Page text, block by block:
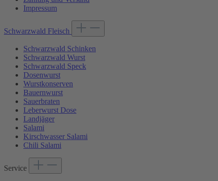
Impressum
Schwarzwald Fleisch
Schwarzwald Schinken
Schwarzwald Wurst
Schwarzwald Speck
Dosenwurst
Wurstkonserven
Bauernwurst
Sauerbraten
Leberwurst Dose
Landjäger
Salami
Kirschwasser Salami
Chili Salami
Service